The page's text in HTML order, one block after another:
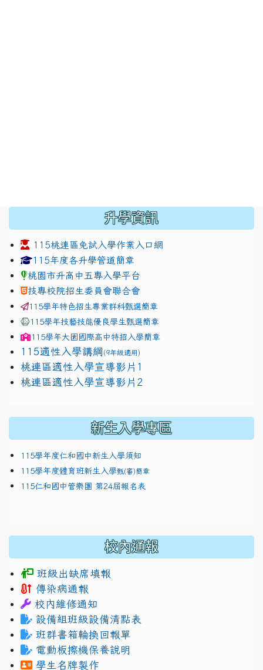
升學資訊
115桃連區免試入學作業入口網
link to https://www.jhjhs.tyc.edu.tw/modules/
115年度各升學管道簡章
桃園市升高中五專入學平台
技專校院招生委員會聯合會
115學年特色招生專業群科甄選簡章
115學年技藝技能優良學生甄選簡章
115學年大園國際高中特招入學簡章
115適性入學講綱 (9年級適用)
link to https://docs.google.com/presentation/d/
桃連區適性入學宣導影片1
link to https://docs.google.com/presentation/d/
桃連區適性入學宣導影片2
新生入學專區
115學年度仁和國中新生入學須知
115學年度體育班新生入學甄(審)簡章
115仁和國中管樂團 第24屆報名表
校內通報
班級出缺席填報
傳染病通報
校內維修通知
設備組班級設備清點表
班群書箱輪換回報單
電動板擦機保養說明
學生名牌製作